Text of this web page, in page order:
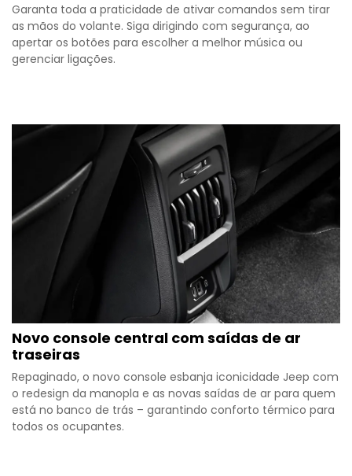
Garanta toda a praticidade de ativar comandos sem tirar
as mãos do volante. Siga dirigindo com segurança, ao
apertar os botões para escolher a melhor música ou
gerenciar ligações.
Novo console central com saídas de ar
traseiras
Repaginado, o novo console esbanja iconicidade Jeep com
o redesign da manopla e as novas saídas de ar para quem
está no banco de trás – garantindo conforto térmico para
todos os ocupantes.